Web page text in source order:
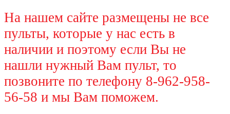
На нашем сайте размещены не все
пульты, которые у нас есть в
наличии и поэтому если Вы не
нашли нужный Вам пульт, то
позвоните по телефону 8-962-958-
56-58 и мы Вам поможем.